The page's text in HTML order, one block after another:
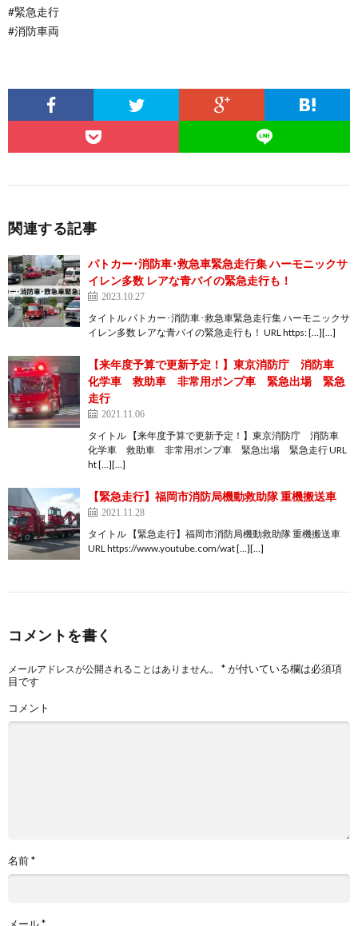
#緊急走行
#消防車両
関連する記事
パトカー･消防車･救急車緊急走行集 ハーモニックサ
イレン多数 レアな青バイの緊急走行も！
2023.10.27
タイトル パトカー･消防車･救急車緊急走行集 ハーモニックサ
イレン多数 レアな青バイの緊急走行も！ URL https: […][…]
【来年度予算で更新予定！】東京消防庁 消防車
化学車 救助車 非常用ポンプ車 緊急出場 緊急
走行
2021.11.06
タイトル 【来年度予算で更新予定！】東京消防庁 消防車
化学車 救助車 非常用ポンプ車 緊急出場 緊急走行 URL
ht […][…]
【緊急走行】福岡市消防局機動救助隊 重機搬送車
2021.11.28
タイトル 【緊急走行】福岡市消防局機動救助隊 重機搬送車
URL https://www.youtube.com/wat […][…]
コメントを書く
メールアドレスが公開されることはありません。 *が付いている欄は必須項
目です
コメント
名前*
メール*